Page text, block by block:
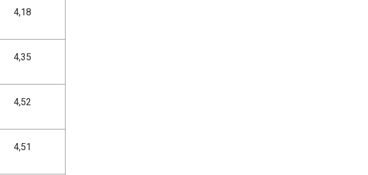
4,18
4,35
4,52
4,51